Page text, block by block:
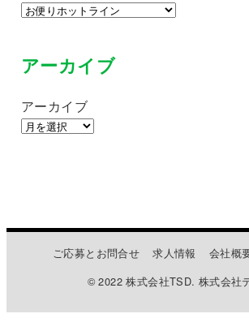
アーカイブ
アーカイブ
ご応募とお問合せ 求人情報 会社概
© 2022 株式会社TSD. 株式会社